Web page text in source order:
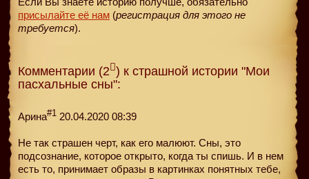
присылайте её нам (регистрация для этого не
требуется).
Комментарии (2 ) к страшной истории "Мои
пасхальные сны":
Арина#1 20.04.2020 08:39
Не так страшен черт, как его малюют. Сны, это
подсознание, которое открыто, когда ты спишь. И в нем
есть то, принимает образы в картинках понятных тебе,